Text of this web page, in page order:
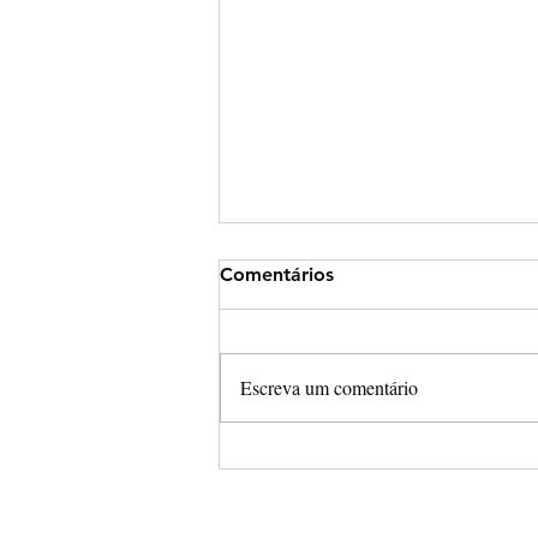
Comentários
Escreva um comentário